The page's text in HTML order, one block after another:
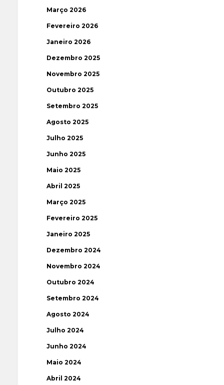
Março 2026
Fevereiro 2026
Janeiro 2026
Dezembro 2025
Novembro 2025
Outubro 2025
Setembro 2025
Agosto 2025
Julho 2025
Junho 2025
Maio 2025
Abril 2025
Março 2025
Fevereiro 2025
Janeiro 2025
Dezembro 2024
Novembro 2024
Outubro 2024
Setembro 2024
Agosto 2024
Julho 2024
Junho 2024
Maio 2024
Abril 2024